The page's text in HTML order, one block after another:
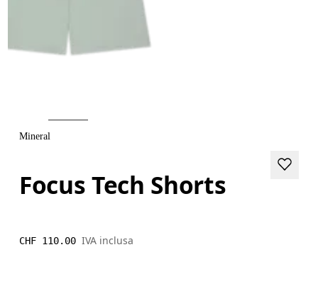
Mineral
Focus Tech Shorts
CHF 110.00 IVA inclusa